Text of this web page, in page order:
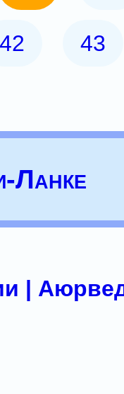
42 43
Ланке
|